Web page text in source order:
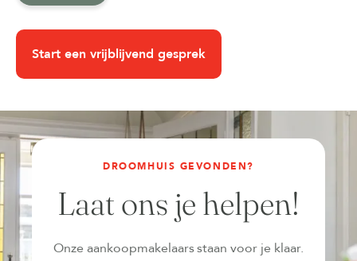
Start een vrijblijvend gesprek
DROOMHUIS GEVONDEN?
Laat ons je helpen!
Onze aankoopmakelaars staan voor je klaar.